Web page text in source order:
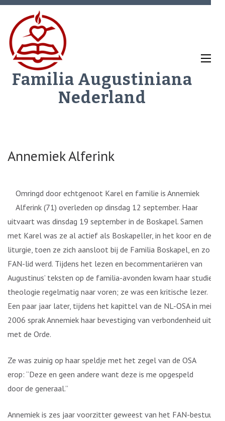
Ga
inhoud
(Druk
enter)
Familia Augustiniana
Nederland
Annemiek Alferink
Omringd door echtgenoot Karel en familie is Annemiek
Alferink (71) overleden op dinsdag 12 september. Haar
uitvaart was dinsdag 19 september in de Boskapel. Samen
met Karel was ze al actief als Boskapeller, in het koor en de
liturgie, toen ze zich aansloot bij de Familia Boskapel, en zo
FAN-lid werd. Tijdens het lezen en becommentariëren van
Augustinus’ teksten op de familia-avonden kwam haar studie
theologie regelmatig naar voren; ze was een kritische lezer.
Een paar jaar later, tijdens het kapittel van de NL-OSA in mei
2006 sprak Annemiek haar bevestiging van verbondenheid uit
met de Orde.
Ze was zuinig op haar speldje met het zegel van de OSA
erop: “Deze en geen andere want deze is me opgespeld
door de generaal.”
Annemiek is zes jaar voorzitter geweest van het FAN-bestuur.